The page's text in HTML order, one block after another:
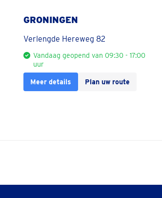
GRONINGEN
Verlengde Hereweg 82
Vandaag geopend van 09:30 - 17:00
uur
Meer details Plan uw route